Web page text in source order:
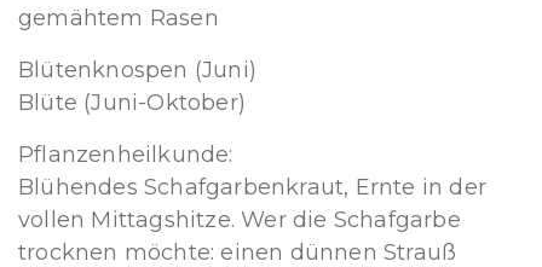
gemähtem Rasen
Blütenknospen (Juni)
Blüte (Juni-Oktober)
Pflanzenheilkunde:
Blühendes Schafgarbenkraut, Ernte in der
vollen Mittagshitze. Wer die Schafgarbe
trocknen möchte: einen dünnen Strauß